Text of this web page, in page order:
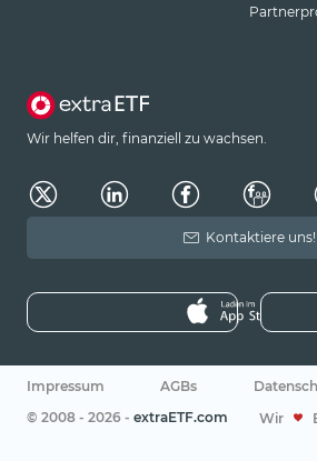
Wir helfen dir, finanziell zu wachsen.
Kontaktiere uns!
Impressum AGBs
© 2008 - 2026 - extraETF.com Wir